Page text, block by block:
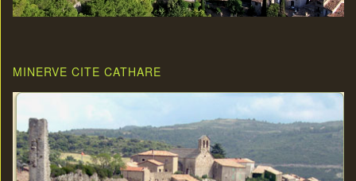
MINERVE CITE CATHARE